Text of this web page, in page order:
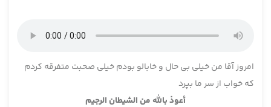
امروز آقا من خیلی بی حال و خابالو بودم خیلی صحبت متفرقه کردم
که خواب از سر ما بپرد
أعوذ بالله من الشيطان الرجيم